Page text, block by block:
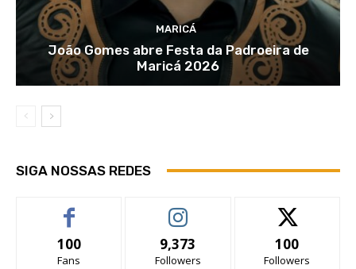
MARICÁ
João Gomes abre Festa da Padroeira de
Maricá 2026
SIGA NOSSAS REDES
100
Fans
9,373
Followers
100
Followers